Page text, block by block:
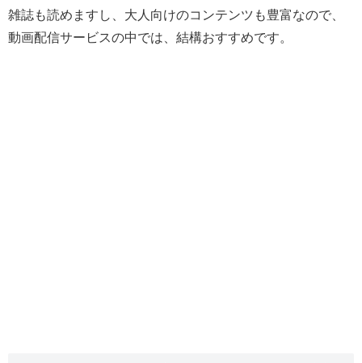
雑誌も読めますし、大人向けのコンテンツも豊富なので、
動画配信サービスの中では、結構おすすめです。